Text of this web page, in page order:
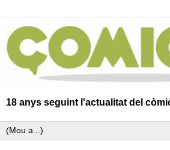
18 anys seguint l'actualitat del